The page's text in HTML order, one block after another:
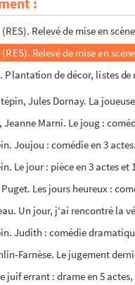
Le joueur : comédie en
Relevé de mise en
Relevé de mise en
Plantation de décor, listes
Jules Dornay. La
Marni. Le joug :
Joujou : comédie en 3
Le jour : pièce en 3 actes et
Les jours heureux :
Un jour, j'ai rencontré la
Judith : comédie
Farnèse. Le jugement
juif errant : drame en 5